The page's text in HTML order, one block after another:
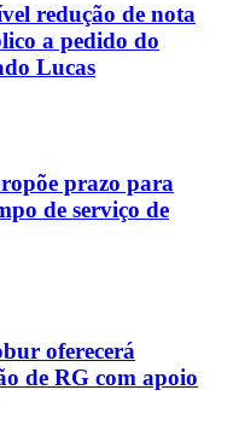
redução de nota
a pedido do
Lucas
prazo para
de serviço de
oferecerá
de RG com apoio